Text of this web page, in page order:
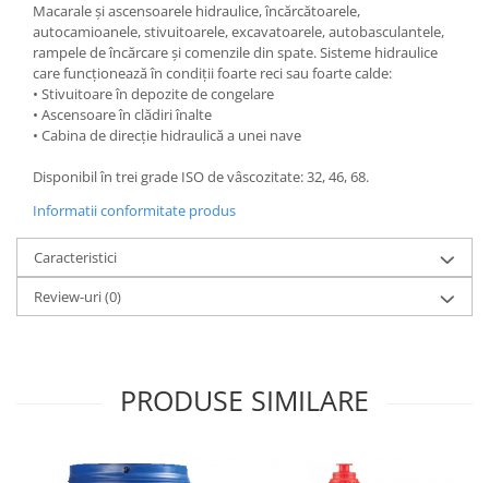
Macarale și ascensoarele hidraulice, încărcătoarele,
autocamioanele, stivuitoarele, excavatoarele, autobasculantele,
rampele de încărcare și comenzile din spate. Sisteme hidraulice
care funcționează în condiții foarte reci sau foarte calde:
• Stivuitoare în depozite de congelare
• Ascensoare în clădiri înalte
• Cabina de direcție hidraulică a unei nave
Disponibil în trei grade ISO de vâscozitate: 32, 46, 68.
Informatii conformitate produs
Caracteristici
Review-uri(0)
PRODUSE SIMILARE